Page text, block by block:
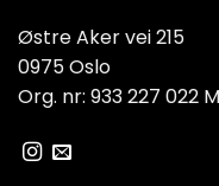
Østre Aker vei 215
0975 Oslo
Org. nr: 933 227 022